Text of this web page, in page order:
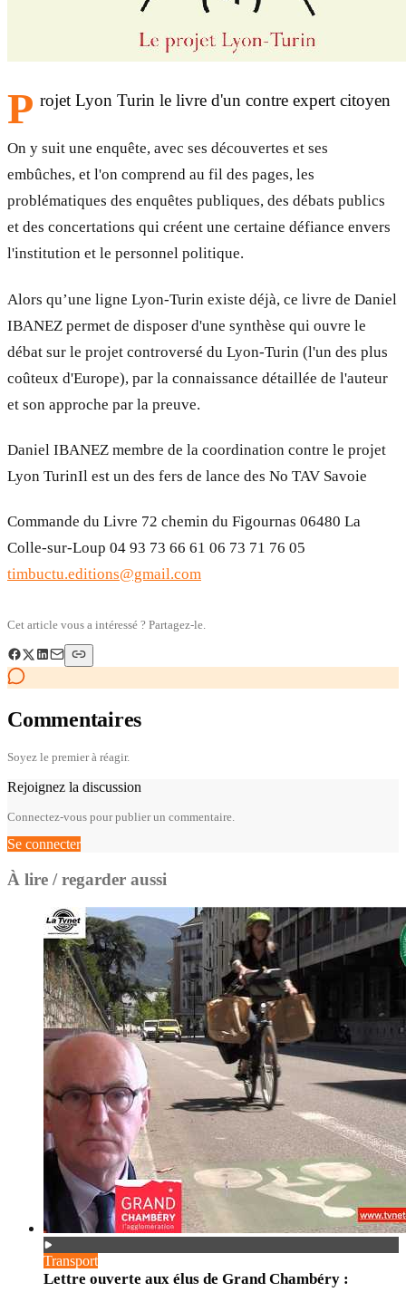
P rojet Lyon Turin le livre d'un contre expert citoyen
On y suit une enquête, avec ses découvertes et ses
embûches, et l'on comprend au fil des pages, les
problématiques des enquêtes publiques, des débats publics
et des concertations qui créent une certaine défiance envers
l'institution et le personnel politique.
Alors qu’une ligne Lyon-Turin existe déjà, ce livre de Daniel
IBANEZ permet de disposer d'une synthèse qui ouvre le
débat sur le projet controversé du Lyon-Turin (l'un des plus
coûteux d'Europe), par la connaissance détaillée de l'auteur
et son approche par la preuve.
Daniel IBANEZ membre de la coordination contre le projet
Lyon TurinIl est un des fers de lance des No TAV Savoie
Commande du Livre 72 chemin du Figournas 06480 La
Colle-sur-Loup 04 93 73 66 61 06 73 71 76 05
timbuctu.editions@gmail.com
Cet article vous a intéressé ? Partagez-le.
Commentaires
Soyez le premier à réagir.
Rejoignez la discussion
Connectez-vous pour publier un commentaire.
Se connecter
À lire / regarder aussi
Transport
Lettre ouverte aux élus de Grand Chambéry :